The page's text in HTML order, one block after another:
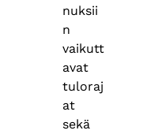
nuksii
n
vaikutt
avat
tuloraj
at
sekä